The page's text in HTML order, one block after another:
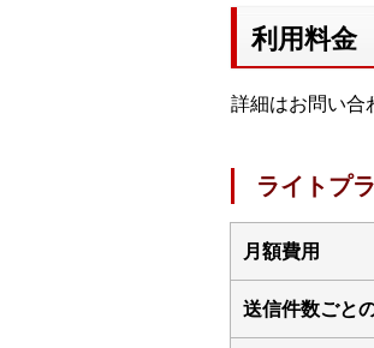
利用料金
詳細はお問い合
ライトプ
月額費用
送信件数ごと